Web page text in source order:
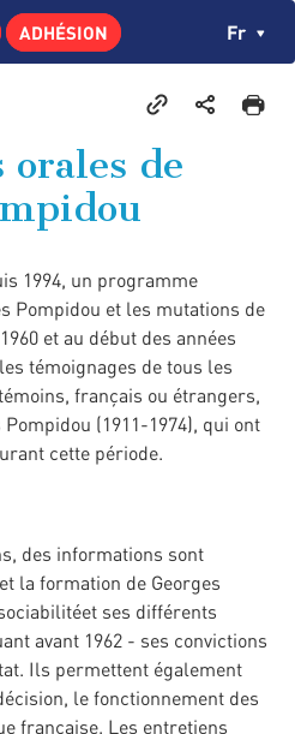
RECHERCHES
ADHÉSION Fr
orales de
1994, un programme
Pompidou et les mutations de
et au début des années
témoignages de tous les
français ou étrangers,
(1911-1974), qui ont
cette période.
des informations sont
la formation de Georges
ses différents
avant 1962 - ses convictions
Ils permettent également
le fonctionnement des
française. Les entretiens